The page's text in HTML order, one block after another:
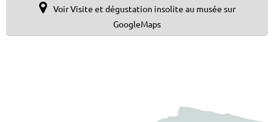
Voir Visite et dégustation insolite au musée sur
GoogleMaps